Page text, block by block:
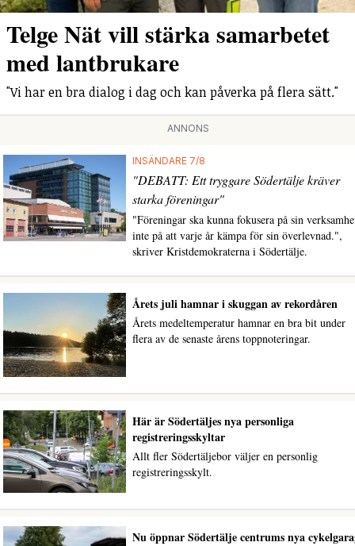
Telge Nät vill stärka samarbetet
med lantbrukare
"Vi har en bra dialog i dag och kan påverka på flera sätt."
ANNONS
INSÄNDARE 7/8
"DEBATT: Ett tryggare Södertälje kräver
starka föreningar"
"Föreningar ska kunna fokusera på sin
inte på att varje år kämpa för sin överlevnad.",
skriver Kristdemokraterna i Södertälje.
Årets juli hamnar i skuggan av rekordåren
Årets medeltemperatur hamnar en bra bit under
flera av de senaste årens toppnoteringar.
Här är Södertäljes nya personliga
registreringsskyltar
Allt fler Södertäljebor väljer en personlig
registreringsskylt.
Nu öppnar Södertälje centrums nya